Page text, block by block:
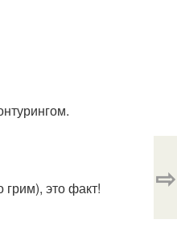
это факт!
⇨